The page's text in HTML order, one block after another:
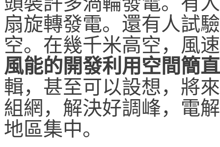
扇旋轉發電。還有人試
空。在幾千米高空，風
風能的開發利用空間簡
輯，甚至可以設想，將
組網，解決好調峰，電
地區集中。